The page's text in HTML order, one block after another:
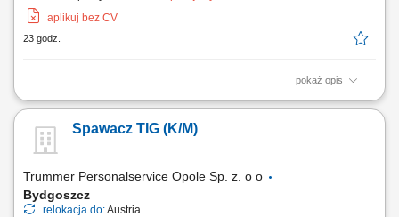
aplikuj bez CV
23 godz.
pokaż opis
linia nocna- Bydgoszcz-Piotrków Trybunalski-Bydgoszcz Obowiązki:
towarów linią nocną (Bydgoszcz-Piotrków Trybunalski-Bydgoszcz)
Spawacz TIG (K/M)
Trummer Personalservice Opole Sp. z. o o
Bydgoszcz
relokacja do:Austria